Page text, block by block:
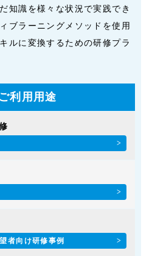
知識を様々な状況で実践でき
ブラーニングメソッドを使用
ルに変換するための研修プラ
利用用途
者向け研修事例